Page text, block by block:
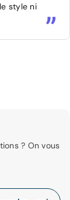
style ni
? On vous